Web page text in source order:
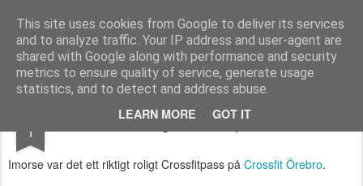
This site uses cookies from Google to deliver its services
and to analyze traffic. Your IP address and user-agent are
shared with Google along with performance and security
metrics to ensure quality of service, generate usage
statistics, and to detect and address abuse.
LEARN MORE GOT IT
Functional Fitness by Mattias - Träningsinspiration & träningsfilmer
Pages
1 Roligt Crossfitpass
Imorse var det ett riktigt roligt Crossfitpass på Crossfit Örebro.